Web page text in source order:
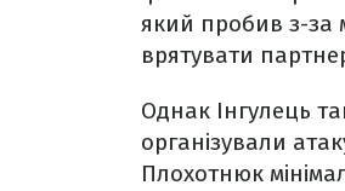
який пробив з-за
врятувати
Однак Інгулець
організували
Плохотнюк